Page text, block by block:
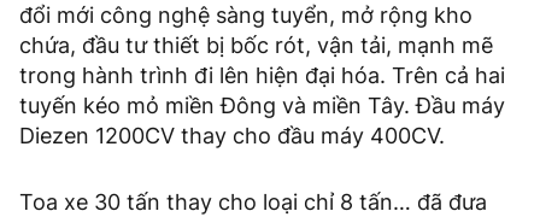
đổi mới công nghệ sàng tuyển, mở rộng kho
chứa, đầu tư thiết bị bốc rót, vận tải, mạnh mẽ
trong hành trình đi lên hiện đại hóa. Trên cả hai
tuyến kéo mỏ miền Đông và miền Tây. Đầu máy
Diezen 1200CV thay cho đầu máy 400CV.
Toa xe 30 tấn thay cho loại chỉ 8 tấn… đã đưa